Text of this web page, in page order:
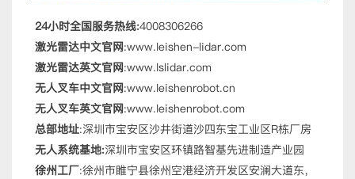
24小时全国服务热线:4008306266
激光雷达中文官网:www.leishen-lidar.com
激光雷达英文官网:www.lslidar.com
无人叉车中文官网:www.leishenrobot.cn
无人叉车英文官网:www.leishenrobot.com
总部地址:深圳市宝安区沙井街道沙四东宝工业区R栋厂房
无人系统基地:深圳市宝安区环镇路智基先进制造产业园
徐州工厂:徐州市睢宁县徐州空港经济开发区安澜大道东，